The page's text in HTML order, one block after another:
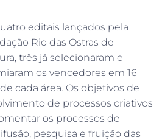
editais lançados pela
Rio das Ostras de
três já selecionaram e
os vencedores em 16
cada área. Os objetivos de
de processos criativos
os processos de
pesquisa e fruição das